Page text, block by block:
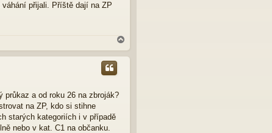
přijali. Příště dají na ZP
a
h
průkaz a od roku 26 na zbroják?
na ZP, kdo si stihne
starých kategoriích i v případě
nebo v kat. C1 na občanku.